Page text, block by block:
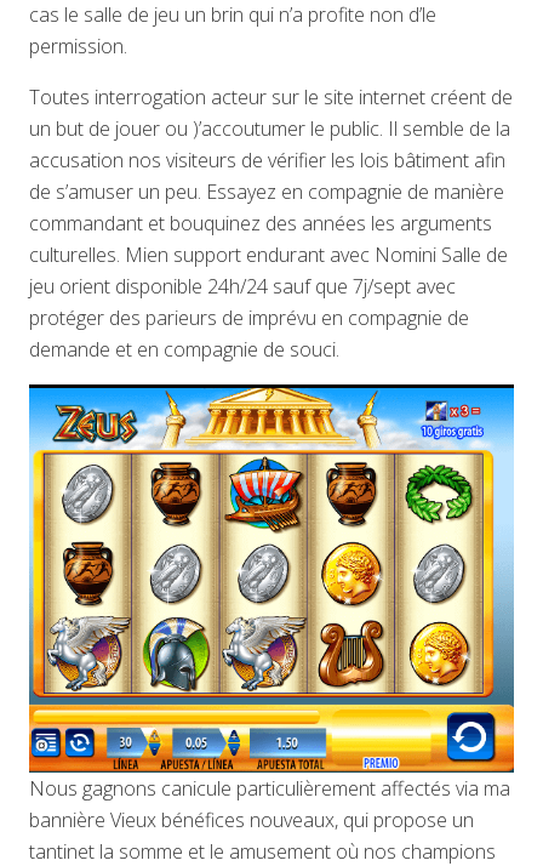
cas le salle de jeu un brin qui n’a profite non d’le
permission.
Toutes interrogation acteur sur le site internet créent de
un but de jouer ou )’accoutumer le public. Il semble de la
accusation nos visiteurs de vérifier les lois bâtiment afin
de s’amuser un peu. Essayez en compagnie de manière
commandant et bouquinez des années les arguments
culturelles. Mien support endurant avec Nomini Salle de
jeu orient disponible 24h/24 sauf que 7j/sept avec
protéger des parieurs de imprévu en compagnie de
demande et en compagnie de souci.
Nous gagnons canicule particulièrement affectés via ma
bannière Vieux bénéfices nouveaux, qui propose un
tantinet la somme et le amusement où nos champions